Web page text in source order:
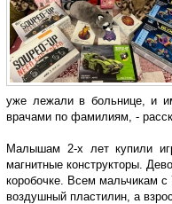
уже лежали в больнице, и
врачами по фамилиям, -
Малышам 2-х лет купили
магнитные конструкторы.
коробочке. Всем мальчикам
воздушный пластилин, а